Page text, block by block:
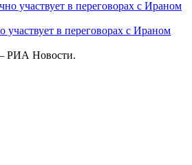
участвует в переговорах с Ираном
Новости.